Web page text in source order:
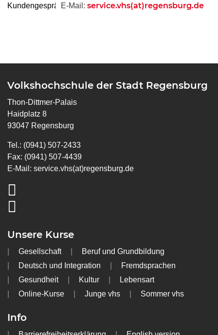
E-Mail: service.vhs(at)regensburg.de
Volkshochschule der Stadt Regensburg
Thon-Dittmer-Palais
Haidplatz 8
93047 Regensburg
Tel.: (0941) 507-2433
Fax: (0941) 507-4439
E-Mail: service.vhs(at)regensburg.de
Unsere Kurse
Gesellschaft
Beruf und Grundbildung
Deutsch und Integration
Fremdsprachen
Gesundheit
Kultur
Lebensart
Online-Kurse
Junge vhs Sommer vhs
Info